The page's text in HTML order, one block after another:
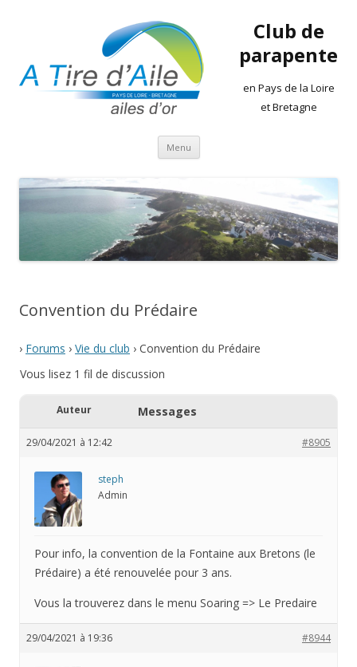
Club de
parapente
en Pays de la Loire
et Bretagne
Menu Aller
contenu
Convention du Prédaire
› Forums › Vie du club › Convention du Prédaire
Vous lisez 1 fil de discussion
Auteur Messages
29/04/2021 à 12:42 #8905
steph
Admin
Pour info, la convention de la Fontaine aux Bretons (le
Prédaire) a été renouvelée pour 3 ans.
Vous la trouverez dans le menu Soaring => Le Predaire
29/04/2021 à 19:36 #8944